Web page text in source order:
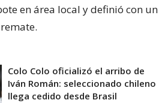
en área local y definió con un
Colo Colo oficializó el arribo de
Iván Román: seleccionado chileno
llega cedido desde Brasil